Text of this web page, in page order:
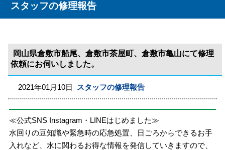
スタッフの修理報告
岡山県倉敷市船尾、倉敷市茶屋町、倉敷市亀山にて修理
依頼にお伺いしました。
2021年01月10日 スタッフの修理報告
≪公式SNS Instagram・LINEはじめました≫
水回りの豆知識や緊急時の応急処置、日ごろからできるお手
入れなど、水に関わるお得な情報を発信していきますので、